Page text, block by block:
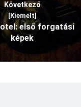
Következő
[Kiemelt]
első forgatási
képek